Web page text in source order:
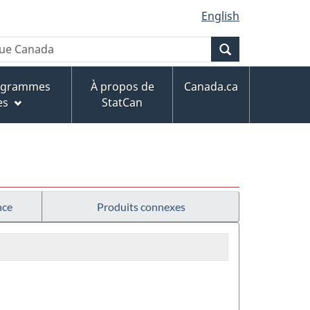
English
À propos de
StatCan
Canada.ca
Produits connexes